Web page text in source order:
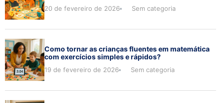
20 de fevereiro de 2026 Sem categoria
Como tornar as crianças fluentes em matemática
com exercícios simples e rápidos?
19 de fevereiro de 2026 Sem categoria